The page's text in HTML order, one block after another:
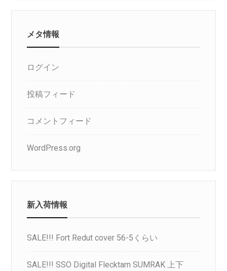
メタ情報
ログイン
投稿フィード
コメントフィード
WordPress.org
新入荷情報
SALE!!! Fort Redut cover 56-5くらい
SALE!!! SSO Digital Flecktarn SUMRAK 上下